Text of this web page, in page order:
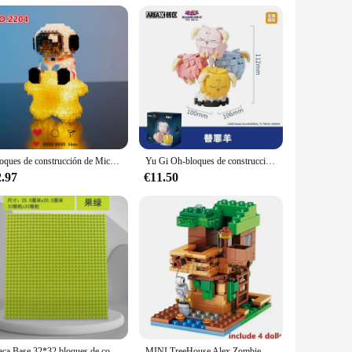
de Carreras Dodge Charger. This set is not just a toy, but
a realistic replica of the legendary muscle car. The set
eye coordination. Children will learn about the
STEM concepts in a fun and engaging way. The Dodge
the rigors of play. The plastic blocks are sturdy and
their models, encouraging creativity and
Bloques de construcción de Micro partículas de la serie de astronautas espaciales creativos, figuras con luz, juego de ladrillos DIY, juguetes para niños, regalo de Navidad Yu Gi Oh-bloques de construcción de la serie Little Monster, juguete educativo ensamblado, regalo de adorno, mago, Scapegoat, Kuriboh
€11.50